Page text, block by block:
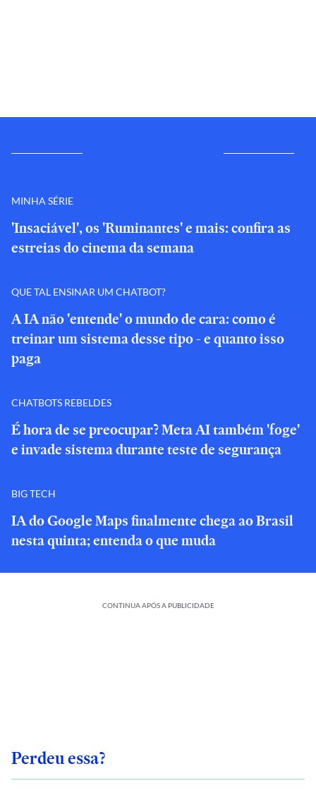
MINHA SÉRIE
'Insaciável', os 'Ruminantes' e mais: confira as
estreias do cinema da semana
QUE TAL ENSINAR UM CHATBOT?
A IA não 'entende' o mundo de cara: como é
treinar um sistema desse tipo - e quanto isso
paga
CHATBOTS REBELDES
É hora de se preocupar? Meta AI também 'foge'
e invade sistema durante teste de segurança
BIG TECH
IA do Google Maps finalmente chega ao Brasil
nesta quinta; entenda o que muda
CONTINUA APÓS A PUBLICIDADE
Perdeu essa?